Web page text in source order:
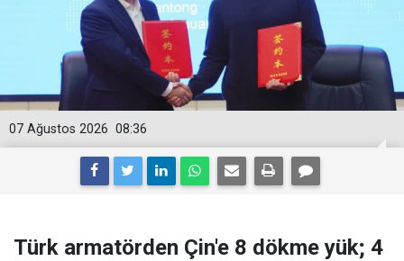
08:36
07 Ağustos 2026
Türk armatörden Çin'e 8 dökme yük; 4